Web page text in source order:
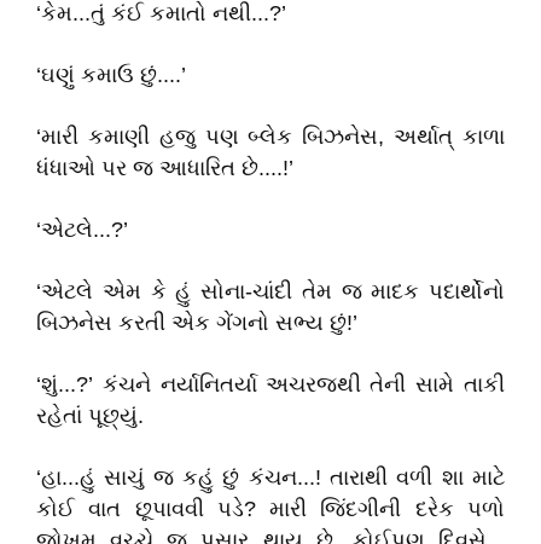
‘કેમ...તું કંઈ કમાતો નથી...?’
‘ઘણું કમાઉ છું....’
‘મારી કમાણી હજુ પણ બ્લેક બિઝનેસ, અર્થાત્ કાળા
ધંધાઓ પર જ આધારિત છે....!’
‘એટલે...?’
‘એટલે એમ કે હું સોના-ચાંદી તેમ જ માદક પદાર્થોનો
બિઝનેસ કરતી એક ગેંગનો સભ્ય છું!’
‘શું...?’ કંચને નર્યાનિતર્યા અચરજથી તેની સામે તાકી
રહેતાં પૂછ્યું.
‘હા...હું સાચું જ કહું છું કંચન...! તારાથી વળી શા માટે
કોઈ વાત છૂપાવવી પડે? મારી જિંદગીની દરેક પળો